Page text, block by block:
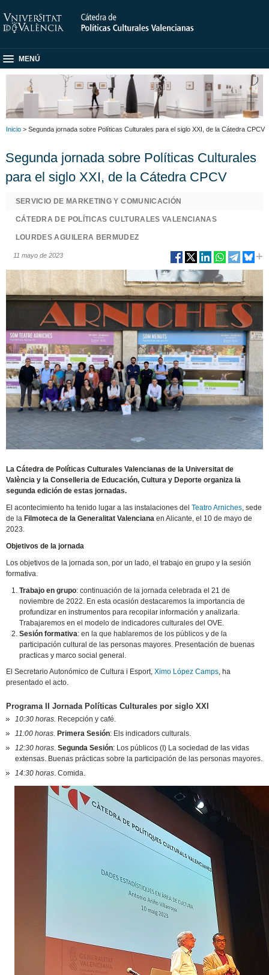
MENÚ
Inicio > Segunda jornada sobre Políticas Culturales para el siglo XXI, de la Cátedra CPCV
Segunda jornada sobre Políticas Culturales
para el siglo XXI, de la Cátedra CPCV
SERVICIO DE MARKETING Y COMUNICACIÓN
CÁTEDRA DE POLÍTICAS CULTURALES VALENCIANAS
LOURDES AGUILERA BERMUDEZ
11 mayo de 2023
La Cátedra de Políticas Culturales Valencianas de la Universitat de
València y la Conselleria de Educación, Cultura y Deporte organiza la
segunda edición de estas jornadas.
El acontecimiento ha tenido lugar a las instalaciones delTeatro Arniches, sede
de la Filmoteca de la Generalitat Valenciana en Alicante, el 10 de mayo de
2023.
Objetivos de la jornada
Los objetivos de la jornada son, por un lado, el trabajo en grupo y la sesión
formativa.
Trabajo en grupo: continuación de la jornada celebrada el 21 de
noviembre de 2022. En esta ocasión destacaremos la importancia de
profundizar en instrumentos para recopilar información y analizarla.
Trabajaremos en el modelo de indicadores culturales del OVE.
Sesión formativa: en la que hablaremos de los públicos y de la
participación cultural de las personas mayores. Presentación de buenas
practicas y marco social general.
El Secretario Autonómico de Cultura i Esport,Ximo López Camps, ha
presentado el acto.
Programa II Jornada Políticas Culturales por siglo XXI
10:30 horas. Recepción y café.
11:00 horas. Primera Sesión: Els indicadors culturals.
12:30 horas.Segunda Sesión: Los públicos (I) La sociedad de las vidas
extensas. Buenas prácticas sobre la participación de las personas mayores.
14:30 horas. Comida.